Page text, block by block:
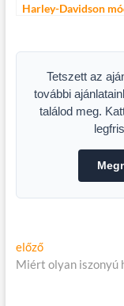
Harley-Davidson
Tetszett az
további
találod meg.
Bejegyzés
navigáció
előzőElőző
cikk:
Miért olyan iszonyú